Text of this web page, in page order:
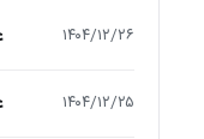
۱۴۰۴/۱۲/۲۶
۱۴۰۴/۱۲/۲۵